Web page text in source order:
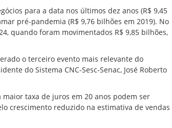
para a data nos últimos dez anos (R$ 9,45
pré-pandemia (R$ 9,76 bilhões em 2019). No
quando foram movimentados R$ 9,85 bilhões,
o terceiro evento mais relevante do
do Sistema CNC-Sesc-Senac, José Roberto
taxa de juros em 20 anos podem ser
crescimento reduzido na estimativa de vendas